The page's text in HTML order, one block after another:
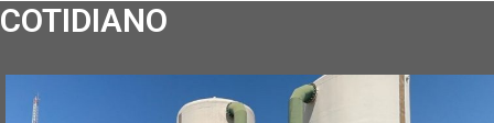
COTIDIANO